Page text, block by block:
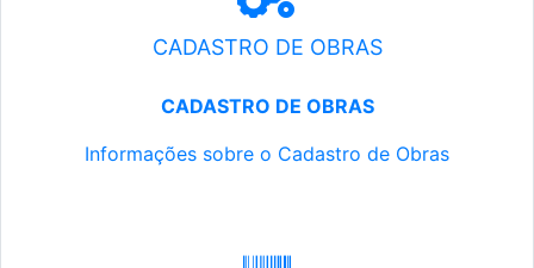
CADASTRO DE OBRAS
CADASTRO DE OBRAS
Informações sobre o Cadastro de Obras